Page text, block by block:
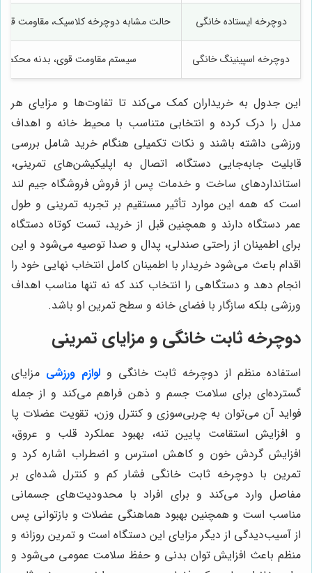
دوچرخه ایستاده خانگی حالت مشابه دوچرخه کلاسیک، مقاومت
دوچرخه اسپینینگ خانگی سیستم مقاومت قوی، بدنه محکم
این جدول به خریداران کمک می‌کند تا تفاوت‌ها و مزایای هر
مدل را درک کرده و انتخابی متناسب با محیط خانه و اهداف
ورزشی داشته باشند و نکات تکمیلی هنگام خرید شامل بررسی
قابلیت جابه‌جایی دستگاه، اتصال به اپلیکیشن‌های تمرینی،
استانداردهای ساخت و خدمات پس از فروش فروشگاه جیم لند
است که همه این موارد تأثیر مستقیم بر تجربه تمرینی و طول
عمر دستگاه دارند و همچنین قبل از خرید، تست کوتاه دستگاه
برای اطمینان از راحتی صندلی، پدال و صدا توصیه می‌شود و این
اقدام باعث می‌شود خریدار با اطمینان کامل انتخاب نهایی خود را
انجام دهد و دستگاهی را انتخاب کند که نه تنها مناسب اهداف
ورزشی بلکه سازگار با فضای خانه و سطح تمرین او باشد.
دوچرخه ثابت خانگی و مزایای تمرینی
استفاده منظم از دوچرخه ثابت خانگی ولوازم ورزشی مزایای
گسترده‌ای برای سلامت جسم و ذهن فراهم می‌کند و از جمله
فواید آن می‌توان به چربی‌سوزی و کنترل وزن، تقویت عضلات پا
و افزایش استقامت پایین تنه، بهبود عملکرد قلب و عروق،
افزایش گردش خون و کاهش استرس و اضطراب اشاره کرد و
تمرین با دوچرخه ثابت خانگی فشار کم و کنترل شده‌ای بر
مفاصل وارد می‌کند و برای افراد با محدودیت‌های جسمانی
مناسب است و همچنین بهبود هماهنگی عضلات و بازتوانی پس
از آسیب‌دیدگی از دیگر مزایای این دستگاه است و تمرین روزانه و
منظم باعث افزایش توان بدنی و حفظ سلامت عمومی می‌شود و